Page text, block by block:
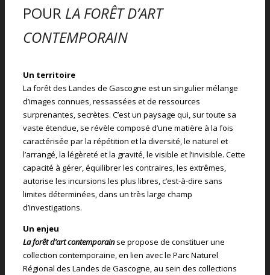
POUR LA FORÊT D’ART
CONTEMPORAIN
Un territoire
La forêt des Landes de Gascogne est un singulier mélange
d’images connues, ressassées et de ressources
surprenantes, secrètes. C’est un paysage qui, sur toute sa
vaste étendue, se révèle composé d’une matière à la fois
caractérisée par la répétition et la diversité, le naturel et
l’arrangé, la légèreté et la gravité, le visible et l’invisible. Cette
capacité à gérer, équilibrer les contraires, les extrêmes,
autorise les incursions les plus libres, c’est-à-dire sans
limites déterminées, dans un très large champ
d’investigations.
Un enjeu
La forêt d’art contemporainse propose de constituer une
collection contemporaine, en lien avec le Parc Naturel
Régional des Landes de Gascogne, au sein des collections